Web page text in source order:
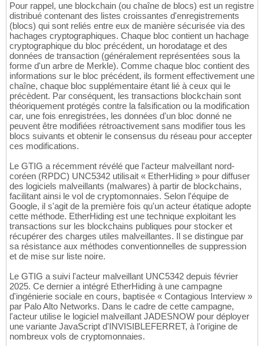
Pour rappel, une blockchain (ou chaîne de blocs) est un registre
distribué contenant des listes croissantes d'enregistrements
(blocs) qui sont reliés entre eux de manière sécurisée via des
hachages cryptographiques. Chaque bloc contient un hachage
cryptographique du bloc précédent, un horodatage et des
données de transaction (généralement représentées sous la
forme d'un arbre de Merkle). Comme chaque bloc contient des
informations sur le bloc précédent, ils forment effectivement une
chaîne, chaque bloc supplémentaire étant lié à ceux qui le
précèdent. Par conséquent, les transactions blockchain sont
théoriquement protégés contre la falsification ou la modification
car, une fois enregistrées, les données d'un bloc donné ne
peuvent être modifiées rétroactivement sans modifier tous les
blocs suivants et obtenir le consensus du réseau pour accepter
ces modifications.
Le GTIG a récemment révélé que l'acteur malveillant nord-
coréen (RPDC) UNC5342 utilisait « EtherHiding » pour diffuser
des logiciels malveillants (malwares) à partir de blockchains,
facilitant ainsi le vol de cryptomonnaies. Selon l'équipe de
Google, il s'agit de la première fois qu'un acteur étatique adopte
cette méthode. EtherHiding est une technique exploitant les
transactions sur les blockchains publiques pour stocker et
récupérer des charges utiles malveillantes. Il se distingue par
sa résistance aux méthodes conventionnelles de suppression
et de mise sur liste noire.
Le GTIG a suivi l'acteur malveillant UNC5342 depuis février
2025. Ce dernier a intégré EtherHiding à une campagne
d'ingénierie sociale en cours, baptisée « Contagious Interview »
par Palo Alto Networks. Dans le cadre de cette campagne,
l'acteur utilise le logiciel malveillant JADESNOW pour déployer
une variante JavaScript d'INVISIBLEFERRET, à l'origine de
nombreux vols de cryptomonnaies.